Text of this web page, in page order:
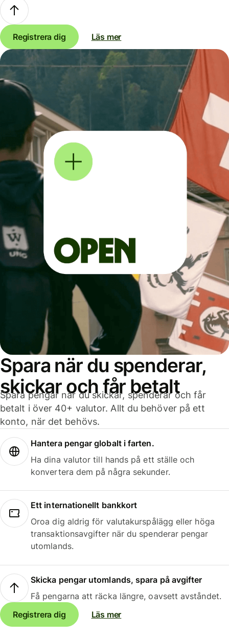
Registrera dig Läs mer
Spara när du spenderar,
skickar och får betalt
Spara pengar när du skickar, spenderar och får
betalt i över 40+ valutor. Allt du behöver på ett
konto, när det behövs.
Hantera pengar globalt i farten.
Ha dina valutor till hands på ett ställe och
konvertera dem på några sekunder.
Ett internationellt bankkort
Oroa dig aldrig för valutakurspålägg eller höga
transaktionsavgifter när du spenderar pengar
utomlands.
Skicka pengar utomlands, spara på avgifter
Få pengarna att räcka längre, oavsett avståndet.
Registrera dig
Läs mer